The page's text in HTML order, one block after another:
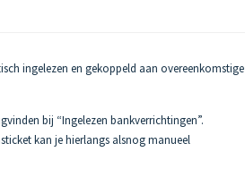
ingelezen en gekoppeld aan overeenkomstige
bij “Ingelezen bankverrichtingen”.
kan je hierlangs alsnog manueel